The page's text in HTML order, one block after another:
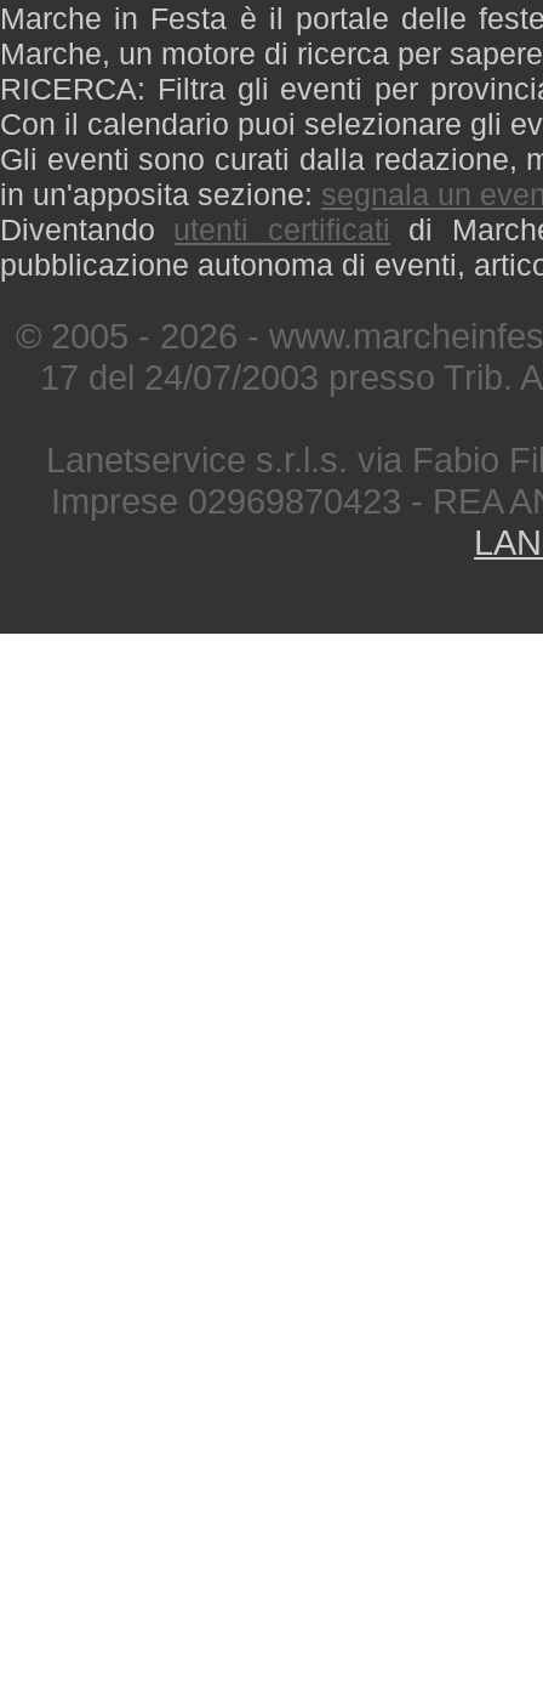
Marche in Festa è il portale delle
Marche, un motore di ricerca per
RICERCA: Filtra gli eventi per
Con il calendario puoi selezionare gli
Gli eventi sono curati dalla redazione,
in un'apposita sezione: segnala un
Diventando utenti certificati di
pubblicazione autonoma di eventi,
© 2005 - 2026 -
17 del 24/07/2003 presso Trib.
Lanetservice s.r.l.s. via Fabio
Imprese 02969870423 - REA